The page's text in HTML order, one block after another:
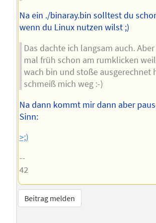
Na ein ./binaray.bin solltest du
wenn du Linux nutzen wilst ;)
Das dachte ich langsam auch.
mal früh schon am rumklicken
wach bin und stoße ausgerechnet
schmeiß mich weg :-)
Na dann kommt mir dann aber
Sinn:
>;)
--
42
Beitrag melden